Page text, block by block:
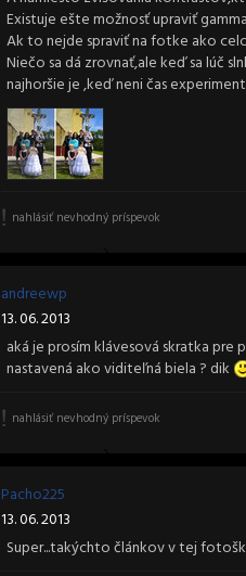
Existuje ešte možnosť upraviť
Ak to nejde spraviť na fotke ako
Niečo sa dá zrovnať,ale keď sa lúč
najhoršie je ,keď neni čas
nahlásiť nevhodný príspevok
andreewp
13. 06. 2013
aká je prosím klávesová skratka pre
nastavená ako viditeľná biela ? dik
nahlásiť nevhodný príspevok
Pacho225
13. 06. 2013
Super...takýchto článkov v tej